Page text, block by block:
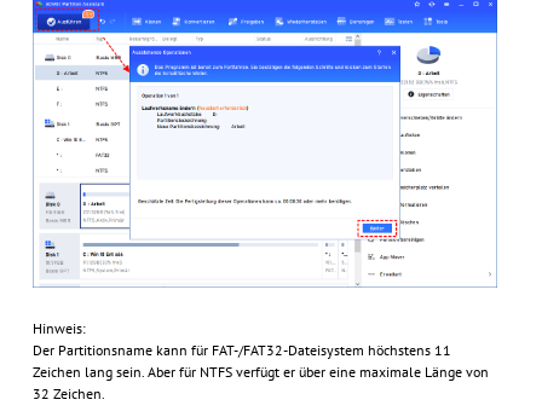
Hinweis:
Der Partitionsname kann für FAT-/FAT32-Dateisystem höchstens 11
Zeichen lang sein. Aber für NTFS verfügt er über eine maximale Länge von
32 Zeichen.